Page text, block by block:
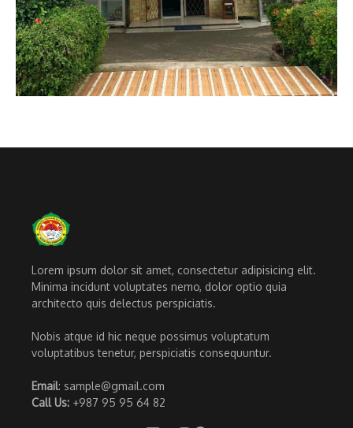
Lorem ipsum dolor sit amet, consectetur adipisicing elit.
Minima incidunt voluptates nemo, dolor optio quia
architecto quis delectus perspiciatis.
Nobis atque id hic neque possimus voluptatum
voluptatibus tenetur, perspiciatis consequuntur.
Email: sample@gmail.com
Call Us: +987 95 95 64 82